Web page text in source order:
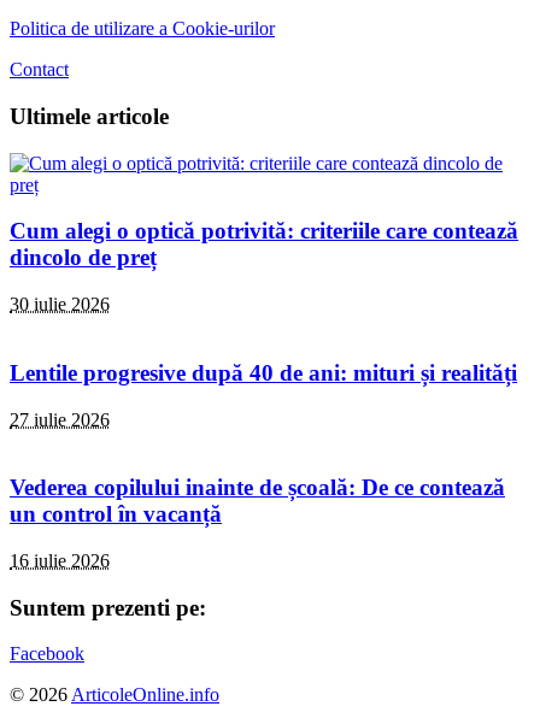
Politica de utilizare a Cookie-urilor
Contact
Ultimele articole
Cum alegi o optică potrivită: criteriile care contează
dincolo de preț
30 iulie 2026
Lentile progresive după 40 de ani: mituri și realități
27 iulie 2026
Vederea copilului inainte de școală: De ce contează
un control în vacanță
16 iulie 2026
Suntem prezenti pe:
Facebook
© 2026 ArticoleOnline.info